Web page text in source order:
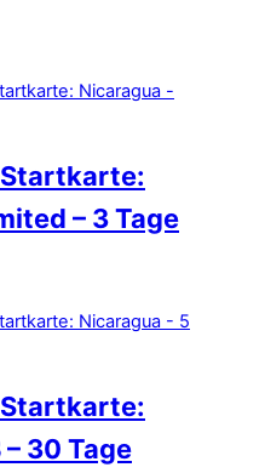
Startkarte:
– 3 Tage
Startkarte:
– 30 Tage